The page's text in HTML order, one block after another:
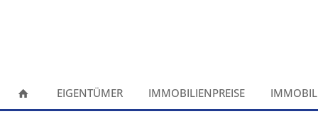
EIGENTÜMER IMMOBILIENPREISE